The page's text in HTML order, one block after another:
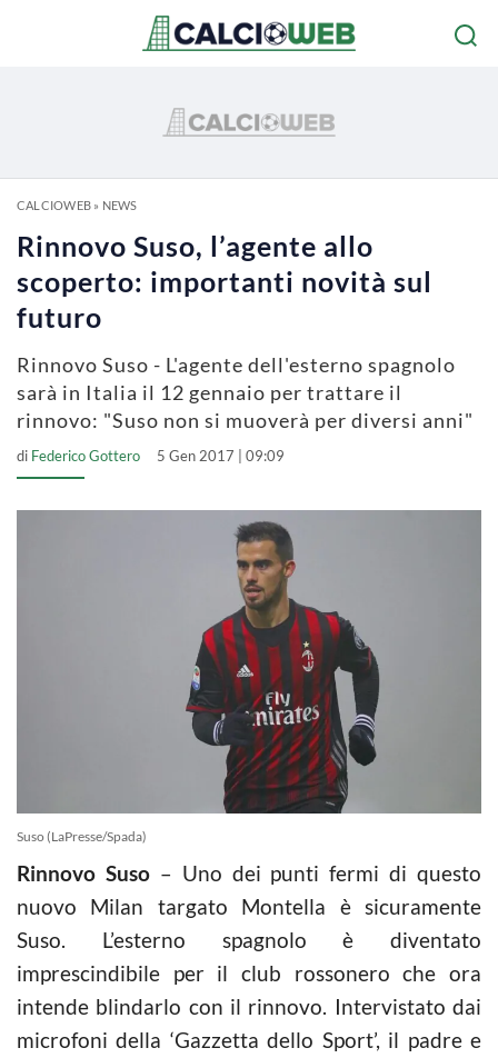
CALCIOWEB» NEWS
Rinnovo Suso, l’agente allo
scoperto: importanti novità sul
futuro
Rinnovo Suso - L'agente dell'esterno spagnolo
sarà in Italia il 12 gennaio per trattare il
rinnovo: "Suso non si muoverà per diversi anni"
di Federico Gottero 5 Gen 2017 | 09:09
Suso (LaPresse/Spada)
Rinnovo Suso– Uno dei punti fermi di questo
nuovo Milan targato Montella è sicuramente
Suso. L’esterno spagnolo è diventato
imprescindibile per il club rossonero che ora
intende blindarlo con il rinnovo. Intervistato dai
microfoni della ‘Gazzetta dello Sport’, il padre e